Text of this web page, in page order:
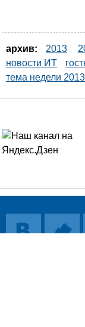
архив: 2013
новости ИТ
тема недели 2013